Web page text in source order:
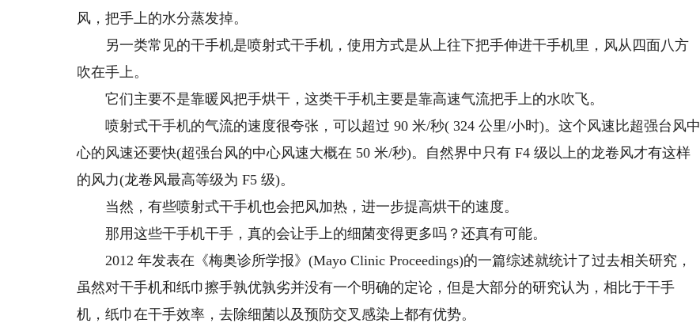
风，把手上的水分蒸发掉。
另一类常见的干手机是喷射式干手机，使用方式是从上往下把手伸进干手机里，风从四面八方
吹在手上。
它们主要不是靠暖风把手烘干，这类干手机主要是靠高速气流把手上的水吹飞。
喷射式干手机的气流的速度很夸张，可以超过 90 米/秒( 324 公里/小时)。这个风速比超强台风中
心的风速还要快(超强台风的中心风速大概在 50 米/秒)。自然界中只有 F4 级以上的龙卷风才有这样
的风力(龙卷风最高等级为 F5 级)。
当然，有些喷射式干手机也会把风加热，进一步提高烘干的速度。
那用这些干手机干手，真的会让手上的细菌变得更多吗？还真有可能。
2012 年发表在《梅奥诊所学报》(Mayo Clinic Proceedings)的一篇综述就统计了过去相关研究，
虽然对干手机和纸巾擦手孰优孰劣并没有一个明确的定论，但是大部分的研究认为，相比于干手
机，纸巾在干手效率，去除细菌以及预防交叉感染上都有优势。